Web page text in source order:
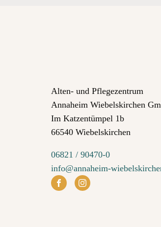
Alten- und Pflegezentrum
Annaheim Wiebelskirchen
Im Katzentümpel 1b
66540 Wiebelskirchen
06821 / 90470-0
info@annaheim-